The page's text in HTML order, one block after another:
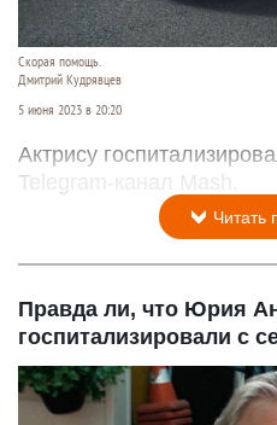
Скорая помощь.
Дмитрий Кудрявцев
5 июня 2023 в 20:20
Актрису
Telegram-канал Mash.
Читать
Правда ли, что Юрия
госпитализировали с